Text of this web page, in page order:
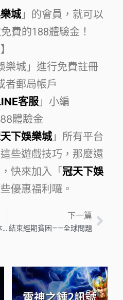
城」的會員，就可以
費的188體驗金！
樂城」進行免費註冊
者郵局帳戶
客服 」小編
體驗金
下娛樂城」所有平台
些遊戲技巧，那麼還
快來加入「 冠天下娛
優惠福利囉。
下一篇
結束經期貧困——全球問題